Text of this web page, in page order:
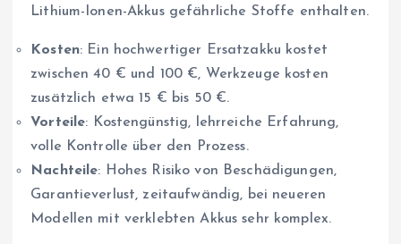
Lithium-Ionen-Akkus gefährliche Stoffe enthalten.
Kosten: Ein hochwertiger Ersatzakku kostet
zwischen 40 € und 100 €, Werkzeuge kosten
zusätzlich etwa 15 € bis 50 €.
Vorteile: Kostengünstig, lehrreiche Erfahrung,
volle Kontrolle über den Prozess.
Nachteile: Hohes Risiko von Beschädigungen,
Garantieverlust, zeitaufwändig, bei neueren
Modellen mit verklebten Akkus sehr komplex.